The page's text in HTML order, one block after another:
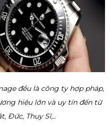
đều là công ty hợp pháp,
hiệu lớn và uy tín đến từ
Đức, Thụy Sĩ,..